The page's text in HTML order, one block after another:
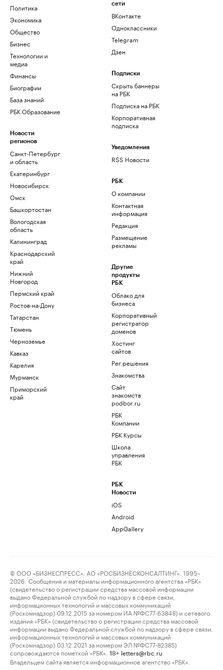
Политика
Экономика
Общество
Бизнес
Технологии и
медиа
Финансы
Биографии
База знаний
РБК Образование
Новости
регионов
Санкт-Петербург
и область
Екатеринбург
Новосибирск
Омск
Башкортостан
Вологодская
область
Калининград
Краснодарский
край
Нижний
Новгород
Пермский край
Ростов-на-Дону
Татарстан
Тюмень
Черноземье
Кавказ
Карелия
Мурманск
Приморский
край
сети
ВКонтакте
Одноклассники
Telegram
Дзен
Подписки
Скрыть баннеры
на РБК
Подписка на РБК
Корпоративная
подписка
Уведомления
RSS Новости
РБК
О компании
Контактная
информация
Редакция
Размещение
рекламы
Другие
продукты
РБК
Облако для
бизнеса
Корпоративный
регистратор
доменов
Хостинг
сайтов
Рег.решения
Знакомства
Сайт
знакомств
podbor.ru
РБК
Компании
РБК Курсы
Школа
управления
РБК
РБК
Новости
iOS
Android
AppGallery
© ООО «БИЗНЕСПРЕСС», АО «РОСБИЗНЕСКОНСАЛТИНГ», 1995–
2026. Сообщения и материалы информационного агентства «РБК»
(свидетельство о регистрации средства массовой информации
выдано Федеральной службой по надзору в сфере связи,
информационных технологий и массовых коммуникаций
(Роскомнадзор) 09.12.2015 за номером ИА №ФС77-63848) и сетевого
издания «РБК» (свидетельство о регистрации средства массовой
информации выдано Федеральной службой по надзору в сфере связи,
информационных технологий и массовых коммуникаций
(Роскомнадзор) 03.12.2021 за номером ЭЛ №ФС77-82385)
сопровождаются пометкой «РБК».
18+ letters@rbc.ru
Владельцем сайта является информационное агентство «РБК».